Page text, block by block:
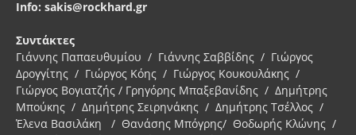
Info: sakis@rockhard.gr
Συντάκτες
Γιάννης Παπαευθυμίου / Γιάννης Σαββίδης / Γιώργος
Δρογγίτης / Γιώργος Κόης / Γιώργος Κουκουλάκης /
Γιώργος Βογιατζής / Γρηγόρης Μπαξεβανίδης / Δημήτρης
Μπούκης / Δημήτρης Σειρηνάκης / Δημήτρης Τσέλλος /
Έλενα Βασιλάκη / Θανάσης Μπόγρης/ Θοδωρής Κλώνης /